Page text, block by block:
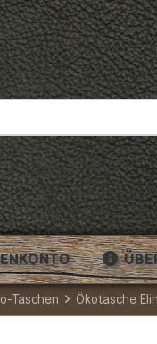
Taschen Ökotasche